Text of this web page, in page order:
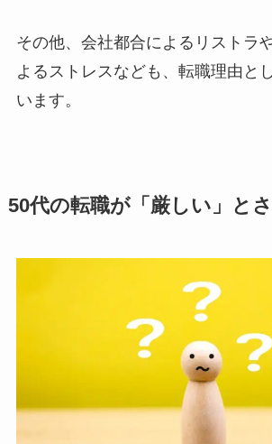
その他、会社都合によるリストラ
よるストレスなども、転職理由と
います。
50代の転職が「厳しい」と